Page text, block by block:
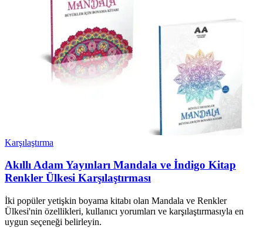
Karşılaştırma
Akıllı Adam Yayınları Mandala ve İndigo Kitap
Renkler Ülkesi Karşılaştırması
İki popüler yetişkin boyama kitabı olan Mandala ve Renkler
Ülkesi'nin özellikleri, kullanıcı yorumları ve karşılaştırmasıyla en
uygun seçeneği belirleyin.